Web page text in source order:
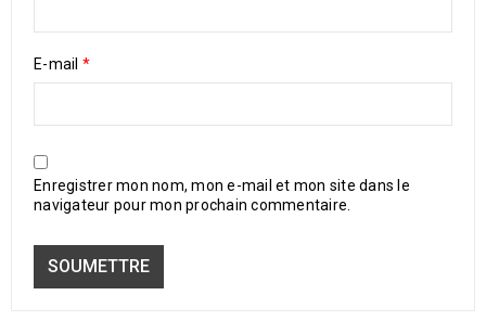
E-mail *
Enregistrer mon nom, mon e-mail et mon site dans le
navigateur pour mon prochain commentaire.